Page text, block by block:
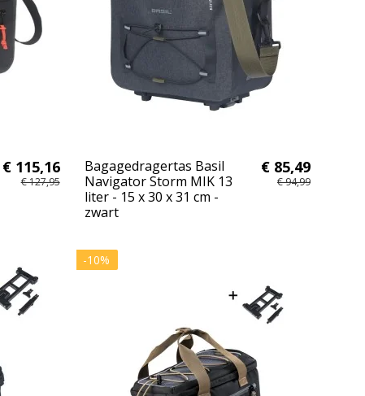
€ 115,16
€ 127,95
Bagagedragertas Basil
Navigator Storm MIK 13
liter - 15 x 30 x 31 cm -
zwart
€ 85,49
€ 94,99
-10%